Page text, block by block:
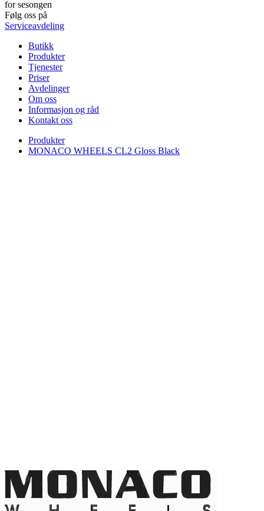
for sesongen
Følg oss på
Serviceavdeling
Butikk
Produkter
Tjenester
Priser
Avdelinger
Om oss
Informasjon og råd
Kontakt oss
Produkter
MONACO WHEELS CL2 Gloss Black